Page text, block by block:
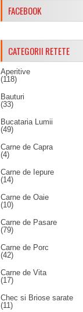
FACEBOOK
CATEGORII RETETE
Aperitive
(118)
Bauturi
(33)
Bucataria Lumii
(49)
Carne de Capra
(4)
Carne de Iepure
(14)
Carne de Oaie
(10)
Carne de Pasare
(79)
Carne de Porc
(42)
Carne de Vita
(17)
Chec si Briose sarate
(11)